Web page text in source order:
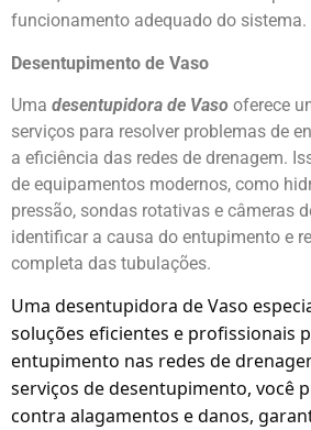
funcionamento adequado do sistema.
Desentupimento de Vaso
Uma desentupidora de Vaso oferece
serviços para resolver problemas de
a eficiência das redes de drenagem.
de equipamentos modernos, como
pressão, sondas rotativas e câmeras
identificar a causa do entupimento e
completa das tubulações.
Uma desentupidora de Vaso
soluções eficientes e profissionais
entupimento nas redes de
serviços de desentupimento, você
contra alagamentos e danos,